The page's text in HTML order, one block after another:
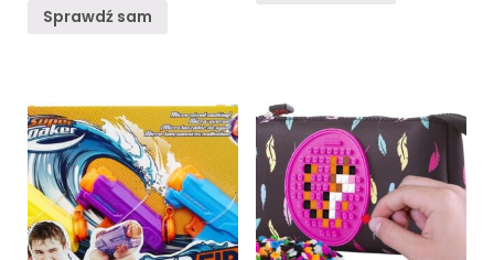
Sprawdź sam